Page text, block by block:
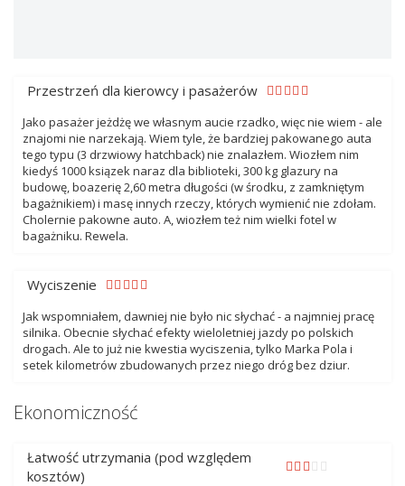
Przestrzeń dla kierowcy i pasażerów
Jako pasażer jeżdżę we własnym aucie rzadko, więc nie wiem - ale
znajomi nie narzekają. Wiem tyle, że bardziej pakowanego auta
tego typu (3 drzwiowy hatchback) nie znalazłem. Wiozłem nim
kiedyś 1000 ksiązek naraz dla biblioteki, 300 kg glazury na
budowę, boazerię 2,60 metra długości (w środku, z zamkniętym
bagażnikiem) i masę innych rzeczy, których wymienić nie zdołam.
Cholernie pakowne auto. A, wiozłem też nim wielki fotel w
bagażniku. Rewela.
Wyciszenie
Jak wspomniałem, dawniej nie było nic słychać - a najmniej pracę
silnika. Obecnie słychać efekty wieloletniej jazdy po polskich
drogach. Ale to już nie kwestia wyciszenia, tylko Marka Pola i
setek kilometrów zbudowanych przez niego dróg bez dziur.
Ekonomiczność
Łatwość utrzymania (pod względem
kosztów)